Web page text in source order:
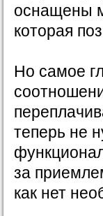
оснащены
которая
Но самое
теперь не
за
как нет